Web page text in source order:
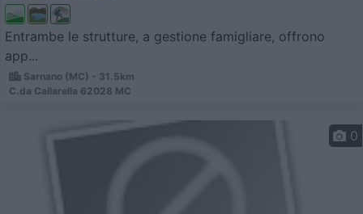
Entrambe le strutture, a gestione famigliare, offrono
app...
Sarnano (MC) - 31.5km
C.da Callarella 62028 MC
0